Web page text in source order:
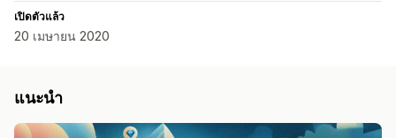
เปิดตัวแล้ว
20 เมษายน 2020
แนะนำ